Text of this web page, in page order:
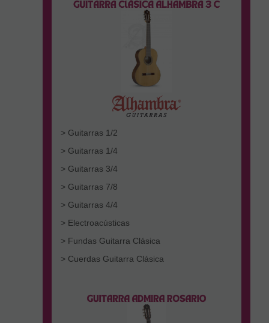
> Guitarras 1/2
> Guitarras 1/4
> Guitarras 3/4
> Guitarras 7/8
> Guitarras 4/4
> Electroacústicas
> Fundas Guitarra Clásica
> Cuerdas Guitarra Clásica